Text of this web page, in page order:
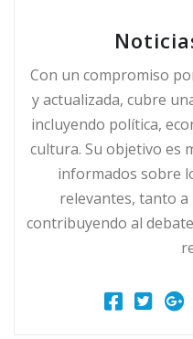
Con un compromiso
y actualizada, cubre
incluyendo política,
cultura. Su objetivo es
informados sobre
relevantes, tanto a
contribuyendo al